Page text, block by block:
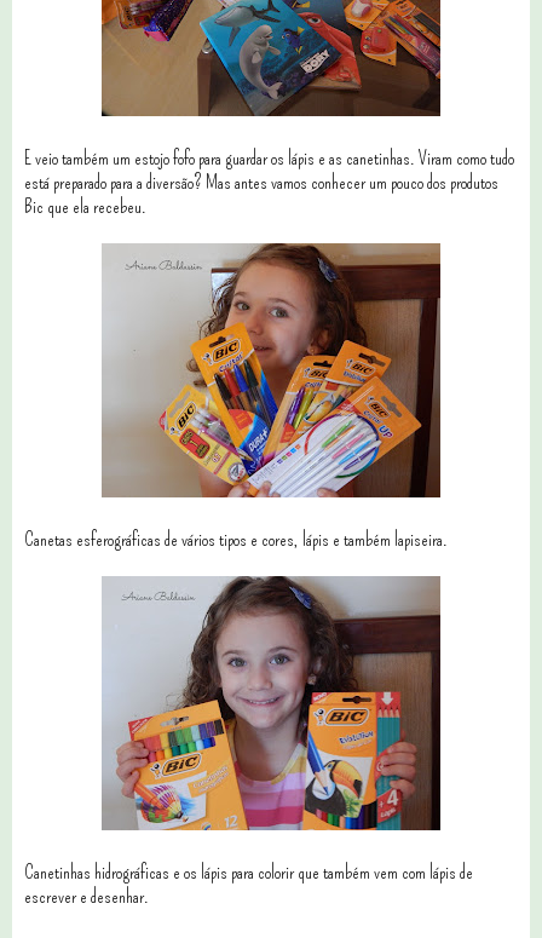
E veio também um estojo fofo para guardar os lápis e as canetinhas. Viram como tudo
está preparado para a diversão? Mas antes vamos conhecer um pouco dos produtos
Bic que ela recebeu.
Canetas esferográficas de vários tipos e cores, lápis e também lapiseira.
Canetinhas hidrográficas e os lápis para colorir que também vem com lápis de
escrever e desenhar.